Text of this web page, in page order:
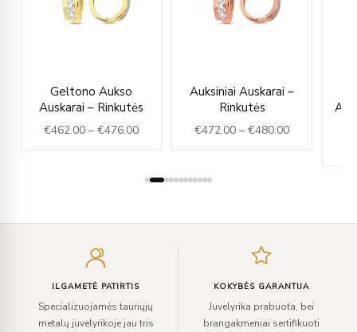
Geltono Aukso
Auskarai – Rinkutės
€462.00 – €476.00
€462.00
through
Auksiniai Auskarai –
Rinkutės
€472.00 – €480.00through
ILGAMETĖ PATIRTIS
Specializuojamės tauriųjų
metalų juvelyrikoje jau tris
KOKYBĖS GARANTIJA
Juvelyrika prabuota, bei
brangakmeniai sertifikuoti